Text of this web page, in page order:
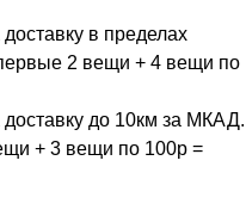
в пределах
2 вещи + 4 вещи по
до 10км за МКАД.
+ 3 вещи по 100р =